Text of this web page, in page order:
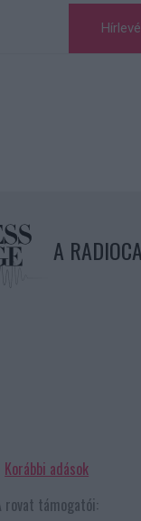
Hírlevél
A
Korábbi adások
rovat támogatói: